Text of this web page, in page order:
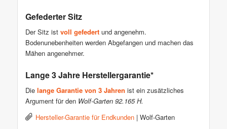
Gefederter Sitz
Der Sitz ist voll gefedertund angenehm.
Bodenunebenheiten werden Abgefangen und machen das
Mähen angenehmer.
Lange 3 Jahre Herstellergarantie*
Die lange Garantie von 3 Jahren ist ein zusätzliches
Argument für den Wolf-Garten 92.165 H.
Hersteller-Garantie für Endkunden | Wolf-Garten